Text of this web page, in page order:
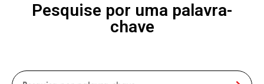
Pesquise por uma palavra-
chave